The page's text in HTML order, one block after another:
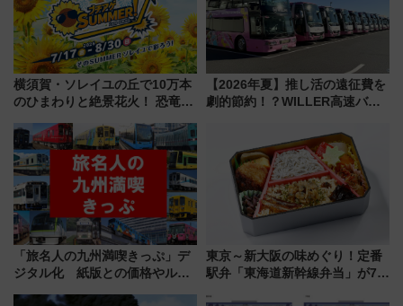
横須賀・ソレイユの丘で10万本
のひまわりと絶景花火！ 恐竜や
帰りお出かけ最新情報（2026年
7月17日～開催）
【2026年夏】推し活の遠征費を
劇的節約！？WILLER高速バス
温泉の最強ルート 予約期間・
対象路線まとめ
「旅名人の九州満喫きっぷ」デ
ジタル化 紙版との価格やルー
東京～新大阪の味めぐり！定番
駅弁「東海道新幹線弁当」が7月